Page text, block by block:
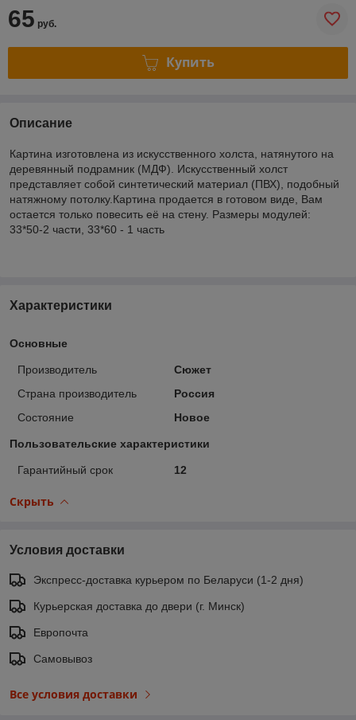
65 руб.
Купить
Описание
Картина изготовлена из искусственного холста, натянутого на
деревянный подрамник (МДФ). Искусственный холст
представляет собой синтетический материал (ПВХ), подобный
натяжному потолку.Картина продается в готовом виде, Вам
остается только повесить её на стену. Размеры модулей:
33*50-2 части, 33*60 - 1 часть
Характеристики
Основные
Производитель
Сюжет
Страна производитель
Россия
Состояние
Новое
Пользовательские характеристики
Гарантийный срок 12
Скрыть
Условия доставки
Экспресс-доставка курьером по Беларуси (1-2 дня)
Курьерская доставка до двери (г. Минск)
Европочта
Самовывоз
Все условия доставки